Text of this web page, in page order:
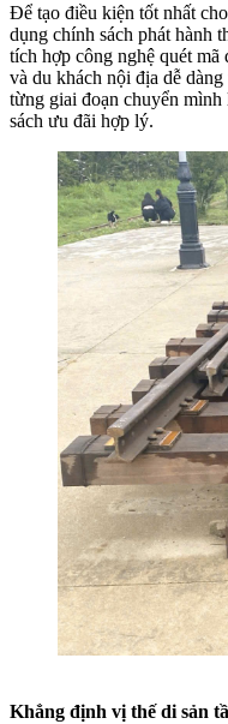
Để tạo điều kiện tốt nhất
dụng chính sách phát hành
tích hợp công nghệ quét
và du khách nội địa dễ
từng giai đoạn chuyển
sách ưu đãi hợp lý.
Khẳng định vị thế di sản